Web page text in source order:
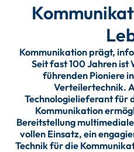
Kommunikation prägt,
Seit fast 100 Jahren ist
führenden Pioniere
Verteilertechnik.
Technologielieferant für
Kommunikation
Bereitstellung
vollen Einsatz, ein
Technik für die